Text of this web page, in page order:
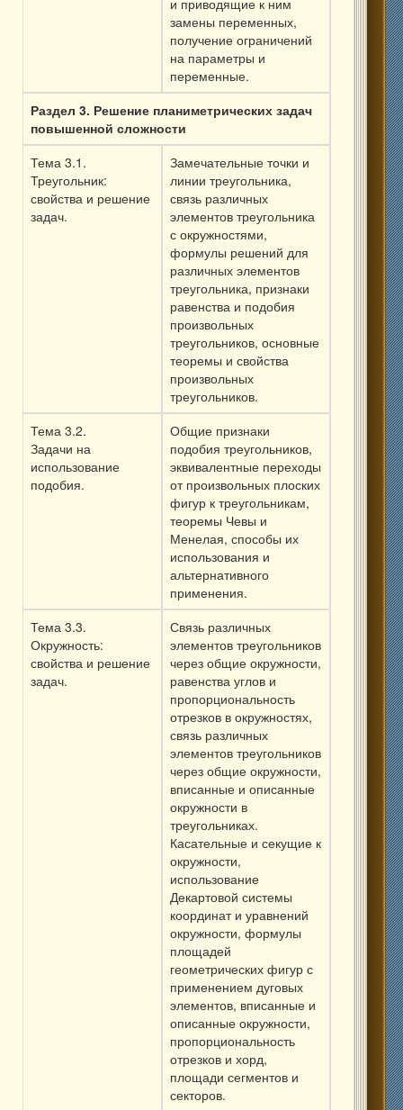
замены переменных,
получение ограничений
на параметры и
переменные.
Раздел 3. Решение планиметрических задач
повышенной сложности
Тема 3.1.
Треугольник:
свойства и решение
задач.
Замечательные точки и
линии треугольника,
связь различных
элементов треугольника
с окружностями,
формулы решений для
различных элементов
треугольника, признаки
равенства и подобия
произвольных
треугольников, основные
теоремы и свойства
произвольных
треугольников.
Тема 3.2.
Задачи на
использование
подобия.
Общие признаки
подобия треугольников,
эквивалентные переходы
от произвольных плоских
фигур к треугольникам,
теоремы Чевы и
Менелая, способы их
использования и
альтернативного
применения.
Тема 3.3.
Окружность:
свойства и решение
задач.
Связь различных
элементов треугольников
через общие окружности,
равенства углов и
пропорциональность
отрезков в окружностях,
связь различных
элементов треугольников
через общие окружности,
вписанные и описанные
окружности в
треугольниках.
Касательные и секущие к
окружности,
использование
Декартовой системы
координат и уравнений
окружности, формулы
площадей
геометрических фигур с
применением дуговых
элементов, вписанные и
описанные окружности,
пропорциональность
отрезков и хорд,
площади сегментов и
секторов.